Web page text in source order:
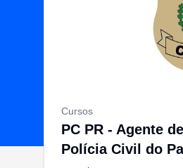
Cursos
PC PR - Agente
Polícia Civil do